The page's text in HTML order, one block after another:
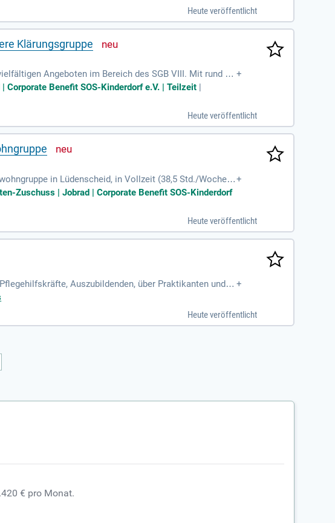
Heute veröffentlicht
Klärungsgruppe
Angeboten im Bereich des SGB VIII. Mit rund 14
und Familien.
+
Benefit SOS-Kinderdorf e.V. | Teilzeit
Heute veröffentlicht
in Lüdenscheid, in Vollzeit (38,5 Std./Woche).
Perspektive benötigen. In unserem liebevollen Rahme
platziert im SOS-Kinderdorf Sauerland, beherbergt bis z
+
Zuschuss | Jobrad | Corporate Benefit SOS-Kinderdorf
Heute veröffentlicht
Auszubildenden, über Praktikanten und al +
Heute veröffentlicht
€ pro Monat.